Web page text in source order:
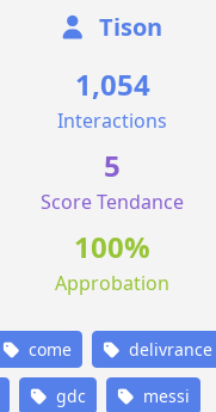
Tison
1,054
Interactions
5
Score Tendance
100%
Approbation
come delivrance
gdc messi